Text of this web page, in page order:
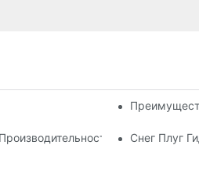
Общие Приложения
Снег Плуг